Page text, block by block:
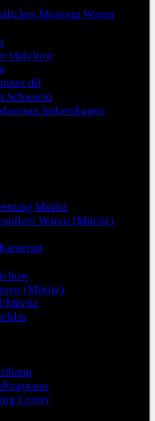
Museum Waren
Malchow
di!
Schwerin
Ankershagen
Müritz
Waren (Müritz)
(Müritz)
Müritz
Center